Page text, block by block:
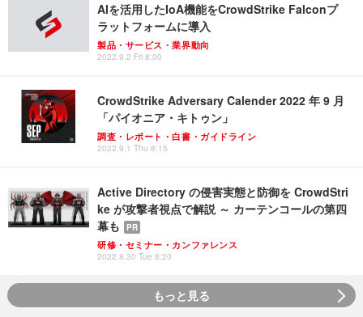
AIを活用したIoA機能をCrowdStrike Falconプ
ラットフォームに導入
製品・サービス・業界動向
2022.9.2 Fri 8:00
CrowdStrike Adversary Calender 2022 年 9 月
「パイオニア・キトゥン」
調査・レポート・白書・ガイドライン
2022.9.1 Thu 8:15
Active Directory の侵害実態と防御を CrowdStri
ke が攻撃者視点で解説 ～ カーテンコールの第四
幕も
PR
研修・セミナー・カンファレンス
2022.8.30 Tue 8:20
もっと見る